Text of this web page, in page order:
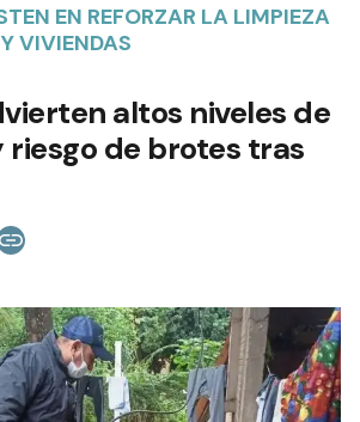
EN REFORZAR LA LIMPIEZA
VIVIENDAS
altos niveles de
de brotes tras